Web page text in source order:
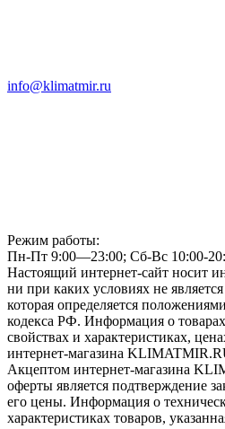
info@klimatmir.ru
Режим работы:
Пн-Пт 9:00—23:00; Сб-Вс 10:00-
Настоящий интернет-сайт носит
ни при каких условиях не
которая определяется
кодекса РФ. Информация о
свойствах и характеристиках,
интернет-магазина
Акцептом интернет-магазина
оферты является подтверждение
его цены. Информация о
характеристиках товаров,